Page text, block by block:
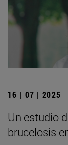
16 | 07 | 2025
Un estudio
brucelosis